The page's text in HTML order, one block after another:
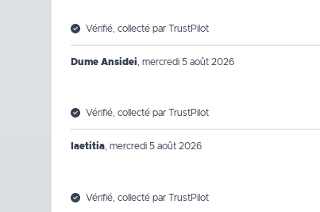
Vérifié, collecté par TrustPilot
Dume Ansidei mercredi 5 août 2026
Vérifié, collecté par TrustPilot
laetitia mercredi 5 août 2026
Vérifié, collecté par TrustPilot